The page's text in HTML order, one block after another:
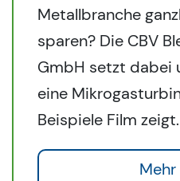
Metallbranche
sparen? Die CBV
GmbH setzt dabei
eine
Beispiele Film zeigt.
Mehr